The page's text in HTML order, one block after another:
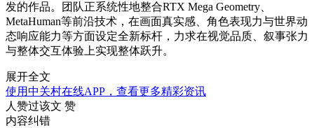
发的作品。团队正系统性地整合RTX Mega Geometry、
MetaHuman等前沿技术，在画面真实感、角色表现力与世界动
态响应能力等方面设定全新标杆，力求在视觉品质、叙事张力
与整体交互体验上实现整体跃升。
展开全文
使用中关村在线APP，查看更多精彩资讯
人赞过该文 赞
内容纠错